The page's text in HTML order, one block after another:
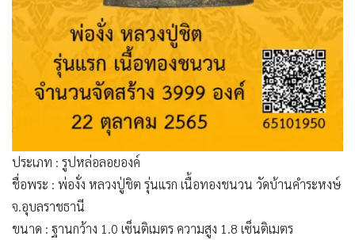
ประเภท : รูปหล่อลอยองค์
ชื่อพระ : พ่องั่ง หลวงปู่ชิต รุ่นแรก เนื้อทองชนวน วัดบ้านคำระหงษ์
จ.อุบลราชธานี
ขนาด : ฐานกว้าง 1.0 เซ็นติเมตร ความสูง 1.8 เซ็นติเมตร